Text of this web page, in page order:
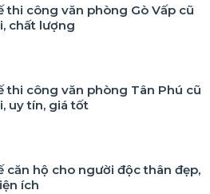
thi công văn phòng Gò Vấp cũ
chất lượng
thi công văn phòng Tân Phú cũ
uy tín, giá tốt
căn hộ cho người độc thân đẹp,
ích